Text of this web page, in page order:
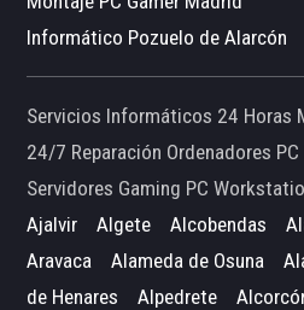
Informático Pozuelo de Alarcón
Servicios Informáticos 24 Horas
24/7 Reparación Ordenadores
Servidores Gaming PC
Ajalvir
Algete Alcobendas
Aravaca
Alameda de Osuna
de Henares
Alpedrete